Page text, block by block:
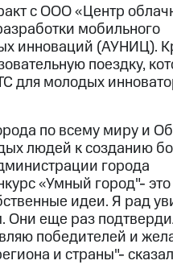
с ООО «Центр
мобильного
инноваций (АУНИЦ).
поездку,
для молодых
по всему миру и
людей к созданию
города
«Умный город"- это
идеи. Я рад
Они еще раз
победителей и
и страны"- сказал